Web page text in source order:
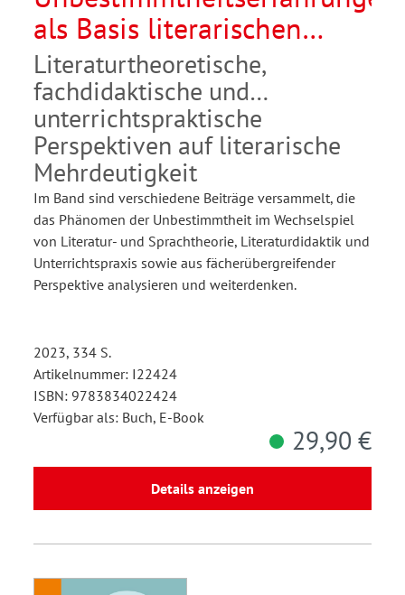
als Basis literarischen
Lernens
Literaturtheoretische,
fachdidaktische und
unterrichtspraktische
Perspektiven auf literarische
Mehrdeutigkeit
Im Band sind verschiedene Beiträge versammelt, die
das Phänomen der Unbestimmtheit im Wechselspiel
von Literatur- und Sprachtheorie, Literaturdidaktik und
Unterrichtspraxis sowie aus fächerübergreifender
Perspektive analysieren und weiterdenken.
2023, 334 S.
Artikelnummer: I22424
ISBN: 9783834022424
Verfügbar als: Buch, E-Book
29,90 €
Details anzeigen